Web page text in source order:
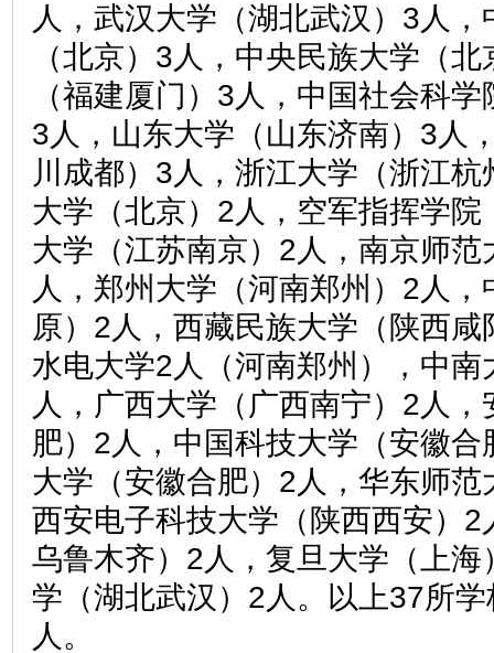
人，武汉大学（湖北武汉）3人
（北京）3人，中央民族大学（
（福建厦门）3人，中国社会科
3人，山东大学（山东济南）3人
川成都）3人，浙江大学（浙江
大学（北京）2人，空军指挥学
大学（江苏南京）2人，南京师
人，郑州大学（河南郑州）2人
原）2人，西藏民族大学（陕西
水电大学2人（河南郑州），中
人，广西大学（广西南宁）2人
肥）2人，中国科技大学（安徽
大学（安徽合肥）2人，华东师
西安电子科技大学（陕西西安）
乌鲁木齐）2人，复旦大学（上海
学（湖北武汉）2人。以上37所
人。